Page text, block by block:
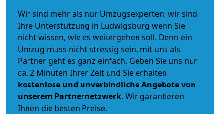
Wir sind mehr als nur Umzugsexperten, wir sind
Ihre Unterstützung in Ludwigsburg wenn Sie
nicht wissen, wie es weitergehen soll. Denn ein
Umzug muss nicht stressig sein, mit uns als
Partner geht es ganz einfach. Geben Sie uns nur
ca. 2 Minuten Ihrer Zeit und Sie erhalten
kostenlose und unverbindlicheAngebote von
unserem Partnernetzwerk. Wir garantieren
Ihnen die besten Preise.